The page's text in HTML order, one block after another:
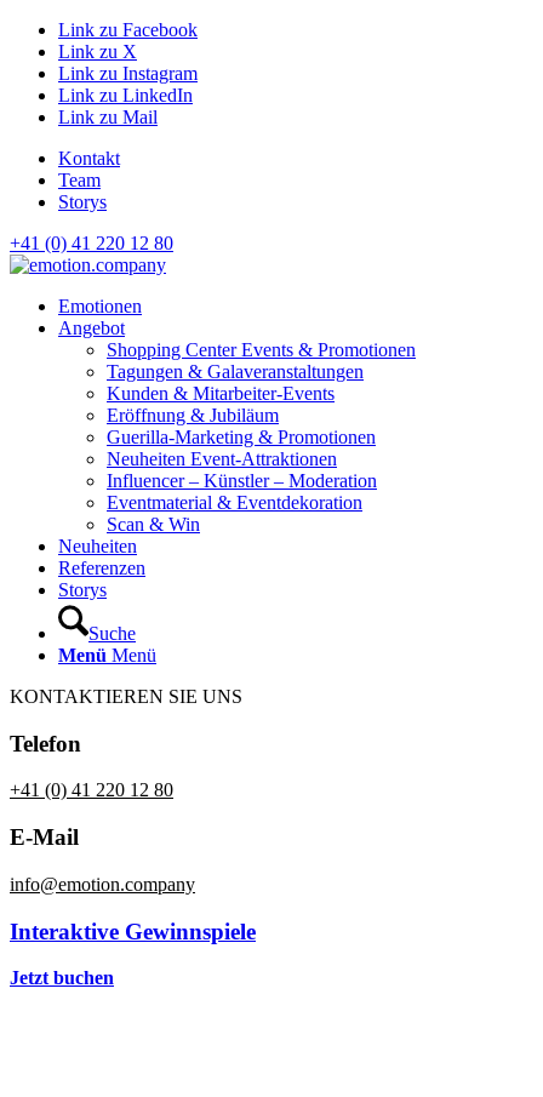
Link zu Facebook
Link zu X
Link zu Instagram
Link zu LinkedIn
Link zu Mail
Kontakt
Team
Storys
+41 (0) 41 220 12 80
Hauptnavigation
Emotionen
Angebot
Shopping Center Events & Promotionen
Tagungen & Galaveranstaltungen
Kunden & Mitarbeiter-Events
Eröffnung & Jubiläum
Guerilla-Marketing & Promotionen
Neuheiten Event-Attraktionen
Influencer – Künstler – Moderation
Eventmaterial & Eventdekoration
Scan & Win
Neuheiten
Referenzen
Storys
Suche
Menü Menü
KONTAKTIEREN SIE UNS
Telefon
+41 (0) 41 220 12 80
E-Mail
info@emotion.company
Interaktive Gewinnspiele
Jetzt buchen